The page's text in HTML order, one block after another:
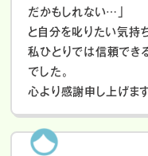
だかもしれない…」
と自分を叱りたい気持
私ひとりでは信頼でき
でした。
心より感謝申し上げます